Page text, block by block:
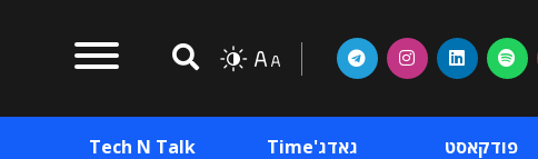
פודקאסט גאדג'Time Tech N Talk